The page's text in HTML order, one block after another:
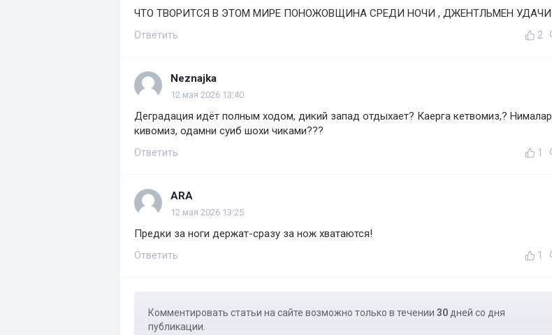
ЧТО ТВОРИТСЯ В ЭТОМ МИРЕ ПОНОЖОВЩИНА СРЕДИ НОЧИ , ДЖЕНТЛЬМЕН УДАЧИ
Ответить 2
Neznajka
12 мая 2026 13:40
Деградация идёт полным ходом, дикий запад отдыхает? Каерга кетвомиз,? Нималар
кивомиз, одамни суиб шохи чиками???
Ответить 1
ARA
12 мая 2026 13:25
Предки за ноги держат-сразу за нож хватаются!
Ответить 1
Комментировать статьи на сайте возможно только в течении 30 дней со дня
публикации.